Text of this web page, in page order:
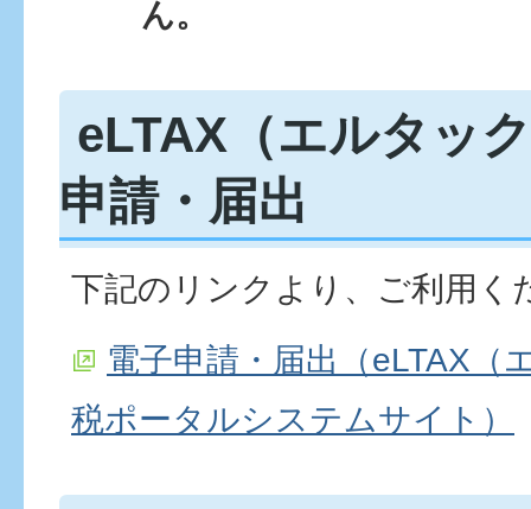
ん。
eLTAX（エルタッ
申請・届出
下記のリンクより、ご利用く
電子申請・届出（eLTAX（
税ポータルシステムサイト）